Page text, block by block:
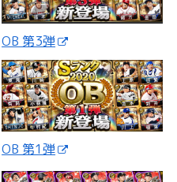
OB 第3弾
OB 第1弾